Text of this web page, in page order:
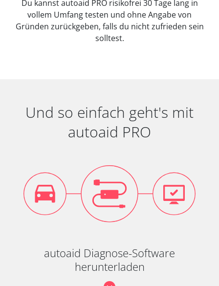
Du kannst autoaid PRO risikofrei 30 Tage lang in
vollem Umfang testen und ohne Angabe von
Gründen zurückgeben, falls du nicht zufrieden sein
solltest.
Und so einfach geht's mit
autoaid PRO
autoaid Diagnose-Software
herunterladen